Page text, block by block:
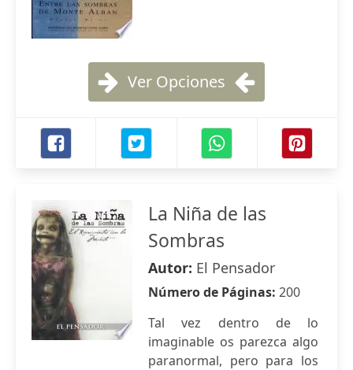
Ver Opciones
La Niña de las
Sombras
Autor: El Pensador
Número de Páginas: 200
Tal vez dentro de lo
imaginable os parezca algo
paranormal, pero para los